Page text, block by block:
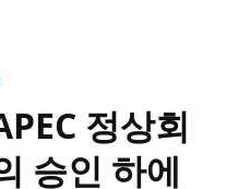
정상회
승인 하에